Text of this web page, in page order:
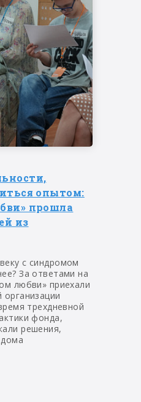
опытом:
прошла
из
с синдромом
За ответами на
любви» приехали
организации
трехдневной
фонда,
решения,